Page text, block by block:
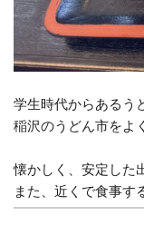
学生時代からあるう
稲沢のうどん市をよ
懐かしく、安定した
また、近くで食事す